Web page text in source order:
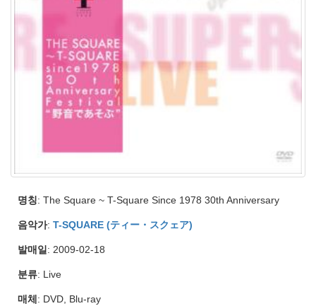
명칭: The Square ~ T-Square Since 1978 30th Anniversary
음악가: T-SQUARE (ティー・スクェア)
발매일: 2009-02-18
분류: Live
매체 : DVD, Blu-ray